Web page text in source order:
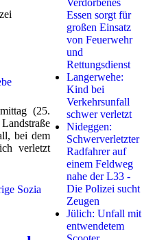
(25.
bei dem
verletzt
Sozia
Verdorbenes
Essen sorgt für
großen Einsatz
von Feuerwehr
und
Rettungsdienst
Langerwehe:
Kind bei
Verkehrsunfall
schwer verletzt
Nideggen:
Schwerverletzter
Radfahrer auf
einem Feldweg
nahe der L33 -
Die Polizei sucht
Zeugen
Jülich: Unfall mit
entwendetem